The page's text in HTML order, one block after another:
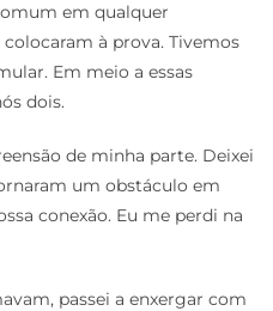
em qualquer
à prova. Tivemos
Em meio a essas
dois.
de minha parte. Deixei
um obstáculo em
conexão. Eu me perdi na
passei a enxergar com